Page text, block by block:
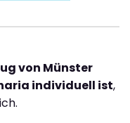
von Münster
individuell ist,